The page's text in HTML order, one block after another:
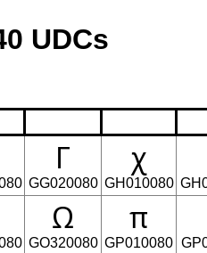
UDCs
Γ
GG020080
χ
GH010080
Ω
GO320080
π
GP010080